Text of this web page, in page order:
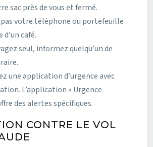
sac près de vous et fermé.
pas votre téléphone ou portefeuille
café.
seul, informez quelqu’un de
une application d’urgence avec
L’application « Urgence
des alertes spécifiques.
CONTRE LE VOL